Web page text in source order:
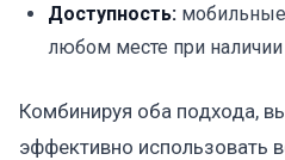
Доступность:
любом месте при наличии
Комбинируя оба подхода,
эффективно использовать